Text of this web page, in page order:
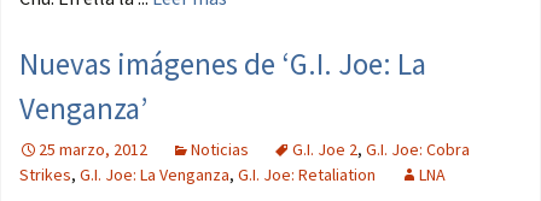
Nuevas imágenes de ‘G.I. Joe: La
Venganza’
25 marzo, 2012 Noticias G.I. Joe 2, G.I. Joe: Cobra
Strikes, G.I. Joe: La Venganza, G.I. Joe: Retaliation LNA